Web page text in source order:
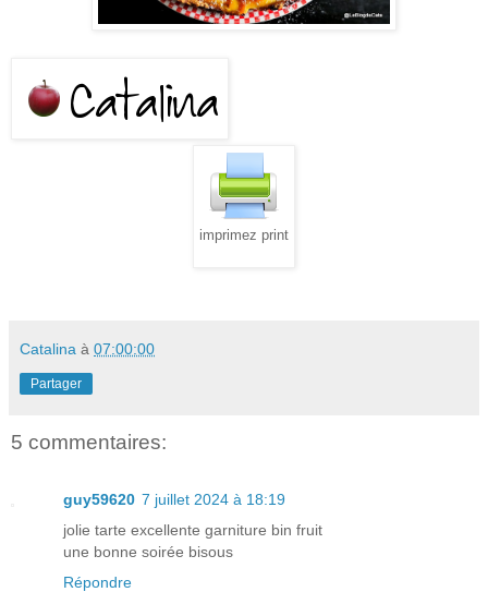
imprimez print
Catalina à 07:00:00
Partager
5 commentaires:
guy59620 7 juillet 2024 à 18:19
jolie tarte excellente garniture bin fruit
une bonne soirée bisous
Répondre